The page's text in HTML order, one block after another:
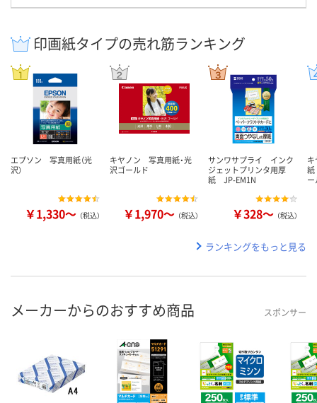
印画紙タイプの売れ筋ランキング
エプソン 写真用紙（光
沢）
￥1,330～ （税込）
キヤノン 写真用紙・光
沢ゴールド
￥1,970～ （税込）
サンワサプライ インク
ジェットプリンタ用厚
紙 JP-EM1N
￥328～ （税込）
紙
ランキングをもっと見る
メーカーからのおすすめ商品 スポンサー